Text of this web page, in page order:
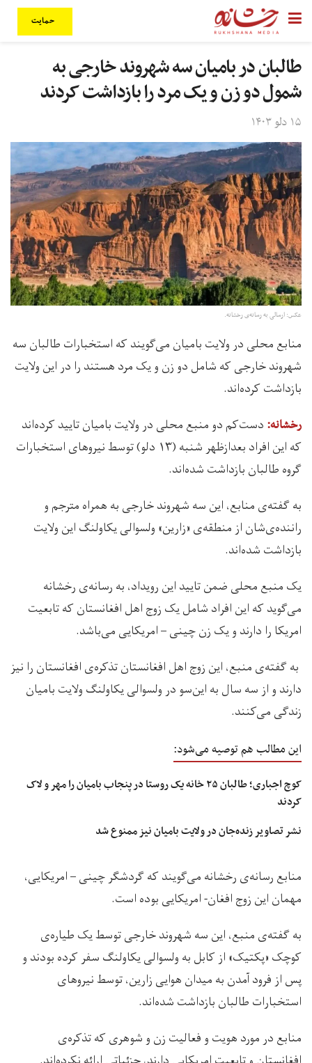
حمایت
طالبان در بامیان سه شهروند خارجی به
شمول دو زن و یک مرد را بازداشت کردند
۱۵ دلو ۱۴۰۳
عکس: ارسالی به رسانه‌ی رخشانه.
منابع محلی در ولایت بامیان می‌گویند که استخبارات طالبان سه
شهروند خارجی که شامل دو زن و یک مرد هستند را در این ولایت
بازداشت کرده‌اند.
رخشانه: دست‌کم دو منبع محلی در ولایت بامیان تایید کرده‌اند
که این افراد بعدازظهر شنبه (۱۳ دلو) توسط نیروهای استخبارات
گروه طالبان بازداشت شده‌اند.
به گفته‌ی منابع، این سه شهروند خارجی به همراه مترجم و
راننده‌ی‌شان از منطقه‌ی «زارین» ولسوالی یکاولنگ این ولایت
بازداشت شده‌اند.
یک منبع محلی ضمن تایید این رویداد، به رسانه‌ی رخشانه
می‌گوید که این افراد شامل یک زوج اهل افغانستان که تابعیت
امریکا را دارند و یک زن چینی – امریکایی می‌باشد.
به گفته‌ی منبع، این زوج اهل افغانستان تذکره‌ی افغانستان را نیز
دارند و از سه سال به این‌سو در ولسوالی یکاولنگ ولایت بامیان
زندگی می‌کنند.
این مطالب هم توصیه می‌شود:
کوچ اجباری؛ طالبان ۲۵ خانه یک روستا در پنجاب بامیان را مهر و لاک
کردند
نشر تصاویر زنده‌جان در ولایت بامیان نیز ممنوع شد
منابع رسانه‌ی رخشانه می‌گویند که گردشگر چینی – امریکایی،
مهمان این زوج افغان- امریکایی بوده است.
به گفته‌ی منبع، این سه شهروند خارجی توسط یک طیاره‌ی
کوچک «پکتیک» از کابل به ولسوالی یکاولنگ سفر کرده بودند و
پس از فرود آمدن به میدان هوایی زارین، توسط نیروهای
استخبارات طالبان بازداشت شده‌اند.
منابع در مورد هویت و فعالیت زن و شوهری که تذکره‌ی